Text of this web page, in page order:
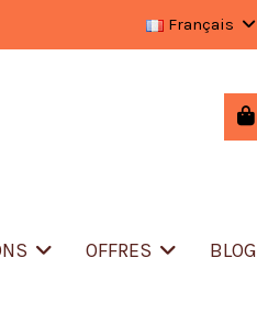
Français
OFFRES BLOG